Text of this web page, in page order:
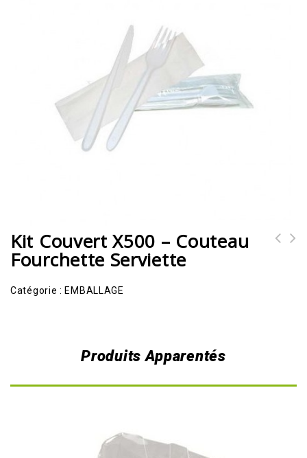
Kit Couvert X500 – Couteau
Fourchette Serviette
Catégorie : EMBALLAGE
Produits Apparentés